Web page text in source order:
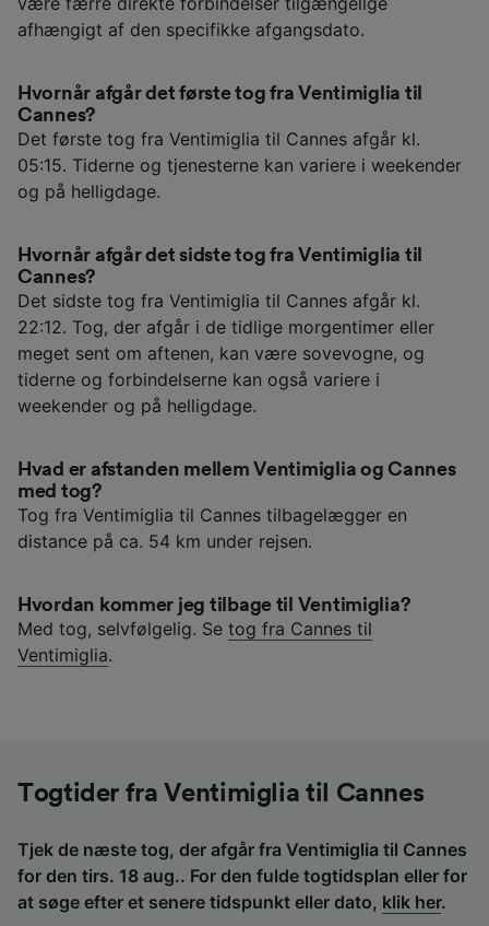
afhængigt af den specifikke afgangsdato.
Hvornår afgår det første tog fra Ventimiglia til
Cannes?
Det første tog fra Ventimiglia til Cannes afgår kl.
05:15. Tiderne og tjenesterne kan variere i weekender
og på helligdage.
Hvornår afgår det sidste tog fra Ventimiglia til
Cannes?
Det sidste tog fra Ventimiglia til Cannes afgår kl.
22:12. Tog, der afgår i de tidlige morgentimer eller
meget sent om aftenen, kan være sovevogne, og
tiderne og forbindelserne kan også variere i
weekender og på helligdage.
Hvad er afstanden mellem Ventimiglia og Cannes
med tog?
Tog fra Ventimiglia til Cannes tilbagelægger en
distance på ca. 54 km under rejsen.
Hvordan kommer jeg tilbage til Ventimiglia?
Med tog, selvfølgelig. Se tog fra Cannes til
Ventimiglia.
Togtider fra Ventimiglia til Cannes
Tjek de næste tog, der afgår fra Ventimiglia til Cannes
for den tirs. 18 aug.. For den fulde togtidsplan eller for
at søge efter et senere tidspunkt eller dato, klik her.